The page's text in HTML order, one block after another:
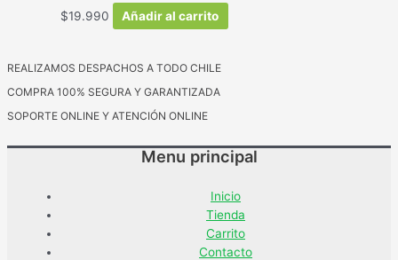
$19.990 Añadir al carrito
REALIZAMOS DESPACHOS A TODO CHILE
COMPRA 100% SEGURA Y GARANTIZADA
SOPORTE ONLINE Y ATENCIÓN ONLINE
Menu principal
Inicio
Tienda
Carrito
Contacto